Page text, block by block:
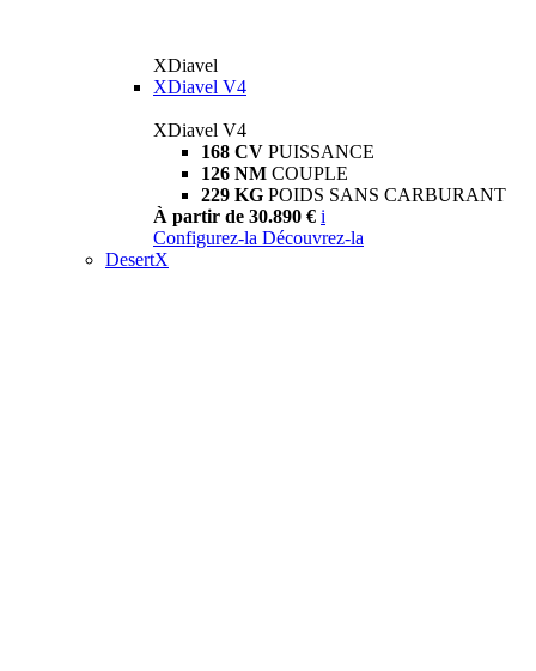
XDiavel
XDiavel V4
XDiavel V4
168 CV PUISSANCE
126 NM COUPLE
229 KG POIDS SANS CARBURANT
À partir de 30.890 € i
Configurez-la Découvrez-la
DesertX